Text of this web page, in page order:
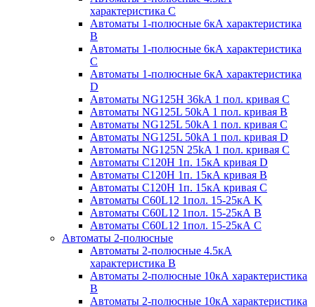
характеристика С
Автоматы 1-полюсные 6кА характеристика
B
Автоматы 1-полюсные 6кА характеристика
C
Автоматы 1-полюсные 6кА характеристика
D
Автоматы NG125H 36kA 1 пол. кривая C
Автоматы NG125L 50kA 1 пол. кривая B
Автоматы NG125L 50kA 1 пол. кривая C
Автоматы NG125L 50kA 1 пол. кривая D
Автоматы NG125N 25kA 1 пол. кривая C
Автоматы С120H 1п. 15кА кривая D
Автоматы С120H 1п. 15кА кривая В
Автоматы С120H 1п. 15кА кривая С
Автоматы С60L12 1пол. 15-25кА K
Автоматы С60L12 1пол. 15-25кА В
Автоматы С60L12 1пол. 15-25кА С
Автоматы 2-полюсные
Автоматы 2-полюсные 4.5кА
характеристика В
Автоматы 2-полюсные 10кА характеристика
B
Автоматы 2-полюсные 10кА характеристика